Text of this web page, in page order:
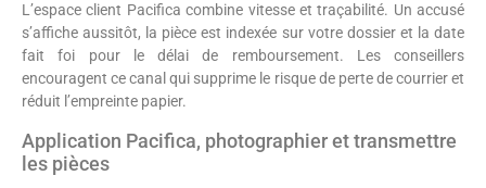
L’espace client Pacifica combine vitesse et traçabilité. Un accusé
s’affiche aussitôt, la pièce est indexée sur votre dossier et la date
fait foi pour le délai de remboursement. Les conseillers
encouragent ce canal qui supprime le risque de perte de courrier et
réduit l’empreinte papier.
Application Pacifica, photographier et transmettre
les pièces